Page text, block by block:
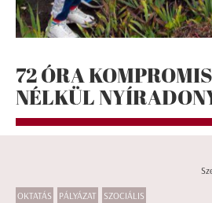
72 ÓRA
NÉLKÜL
OKTATÁS PÁLYÁZAT SZOCIÁLIS